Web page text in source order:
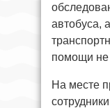
автобуса,
помощи не
На месте